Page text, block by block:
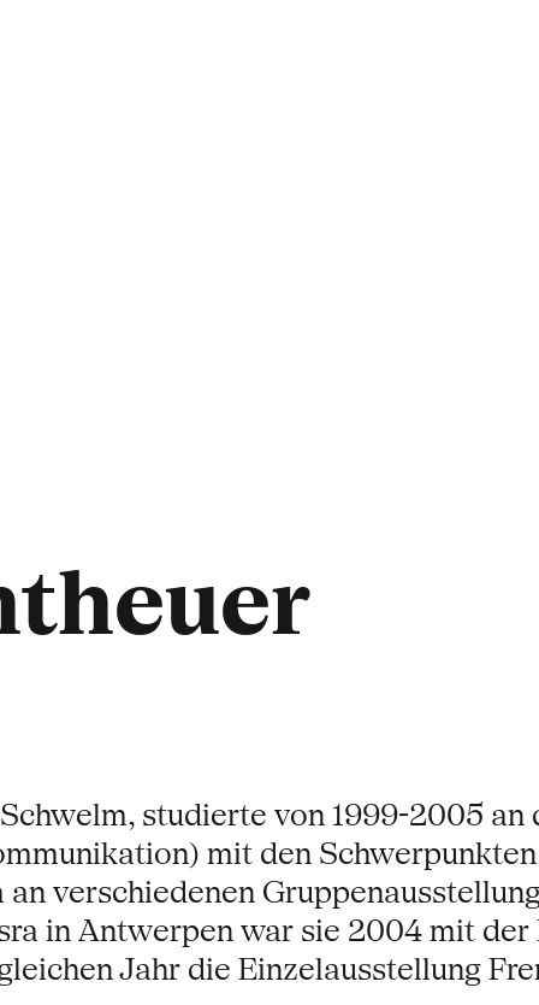
studierte von 1999-2005
mit den
verschiedenen
in Antwerpen war sie 2004 mit
Jahr die Einzelausstellung